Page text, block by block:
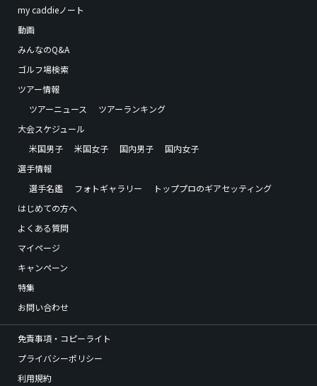
my caddieノート
動画
みんなのQ&A
ゴルフ場検索
ツアー情報
ツアーニュース
ツアーランキング
大会スケジュール
米国男子
米国女子 国内男子
国内女子
選手情報
選手名鑑
フォトギャラリー
トッププロのギアセッティング
はじめての方へ
よくある質問
マイページ
キャンペーン
特集
お問い合わせ
免責事項・コピーライト
プライバシーポリシー
利用規約